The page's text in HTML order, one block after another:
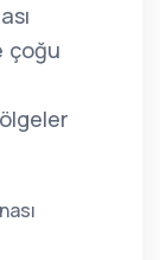
çoğu